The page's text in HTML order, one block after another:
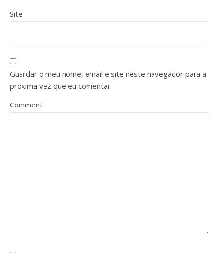
Site
Guardar o meu nome, email e site neste navegador para a
próxima vez que eu comentar.
Comment